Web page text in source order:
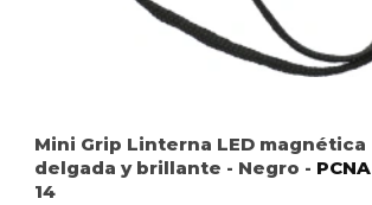
Mini Grip Linterna LED magnética
delgada y brillante - Negro - PCNA
14